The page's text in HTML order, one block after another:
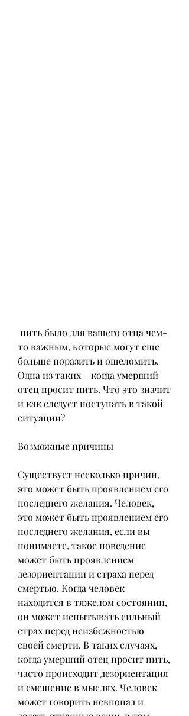
то важным, которые могут еще
больше поразить и ошеломить.
Одна из таких – когда умерший
отец просит пить. Что это значит
и как следует поступать в такой
ситуации?
Возможные причины
Существует несколько причин,
это может быть проявлением его
последнего желания. Человек,
это может быть проявлением его
последнего желания, если вы
понимаете, такое поведение
может быть проявлением
дезориентации и страха перед
смертью. Когда человек
находится в тяжелом состоянии,
он может испытывать сильный
страх перед неизбежностью
своей смерти. В таких случаях,
когда умерший отец просит пить,
часто происходит дезориентация
и смешение в мыслях. Человек
может говорить невпопад и